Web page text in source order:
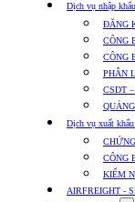
Dịch vụ nhập
ĐĂNG
CÔNG
CÔNG
PHÂN
CSDT
Dịch vụ xuất
CÔNG
KIỂM
AIRFREIGHT -